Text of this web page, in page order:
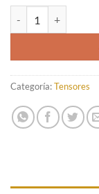
Categoría:Tensores